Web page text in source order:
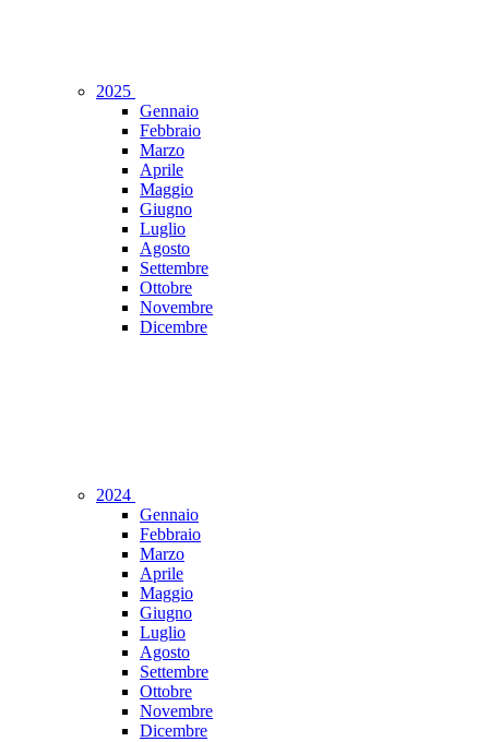
2025
Gennaio
Febbraio
Marzo
Aprile
Maggio
Giugno
Luglio
Agosto
Settembre
Ottobre
Novembre
Dicembre
2024
Gennaio
Febbraio
Marzo
Aprile
Maggio
Giugno
Luglio
Agosto
Settembre
Ottobre
Novembre
Dicembre